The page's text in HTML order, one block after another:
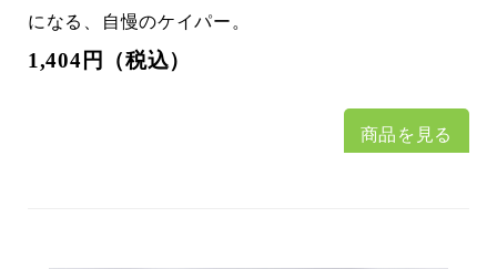
になる、自慢のケイパー。
1,404円（税込）
商品を見る